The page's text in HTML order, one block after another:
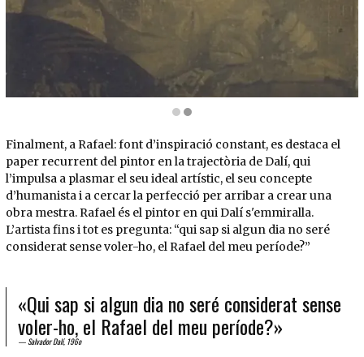
Finalment, a Rafael: font d’inspiració constant, es destaca el
paper recurrent del pintor en la trajectòria de Dalí, qui
l’impulsa a plasmar el seu ideal artístic, el seu concepte
d’humanista i a cercar la perfecció per arribar a crear una
obra mestra. Rafael és el pintor en qui Dalí s'emmiralla.
L’artista fins i tot es pregunta: “qui sap si algun dia no seré
considerat sense voler-ho, el Rafael del meu període?”
«Qui sap si algun dia no seré considerat sense
voler-ho, el Rafael del meu període?»
Salvador Dalí, 196o